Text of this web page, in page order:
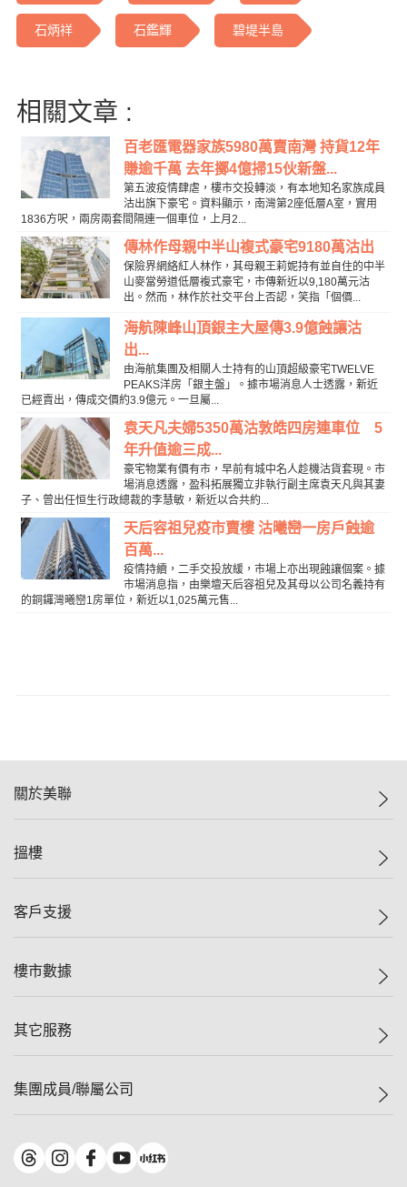
石炳祥 石鑑輝 碧堤半島
相關文章 :
百老匯電器家族5980萬賣南灣 持貨12年
賺逾千萬 去年擲4億掃15伙新盤...
第五波疫情肆虐，樓市交投轉淡，有本地知名家族成員
沽出旗下豪宅。資料顯示，南灣第2座低層A室，實用
1836方呎，兩房兩套間隔連一個車位，上月2...
傳林作母親中半山複式豪宅9180萬沽出
保險界網絡紅人林作，其母親王莉妮持有並自住的中半
山麥當勞道低層複式豪宅，市傳新近以9,180萬元沽
出。然而，林作於社交平台上否認，笑指「個價...
海航陳峰山頂銀主大屋傳3.9億蝕讓沽
出...
由海航集團及相關人士持有的山頂超級豪宅TWELVE
PEAKS洋房「銀主盤」。據市場消息人士透露，新近
已經賣出，傳成交價約3.9億元。一旦屬...
袁天凡夫婦5350萬沽敦皓四房連車位 5
年升值逾三成...
豪宅物業有價有市，早前有城中名人趁機沽貨套現。市
場消息透露，盈科拓展獨立非執行副主席袁天凡與其妻
子、曾出任恒生行政總裁的李慧敏，新近以合共約...
天后容祖兒疫市賣樓 沽曦巒一房戶蝕逾
百萬...
疫情持續，二手交投放緩，市場上亦出現蝕讓個案。據
市場消息指，由樂壇天后容祖兒及其母以公司名義持有
的銅鑼灣曦巒1房單位，新近以1,025萬元售...
關於美聯
美聯集團
人才招募
搵樓
一手新盤
減價
美聯豪宅
獨家樓盤
租盤
客戶支援
自助放盤
查詢熱線
按揭計算機
負擔能力計算機
轉按計算機
繳款方式
樓市數據
樓價指數
歷史成交
屋苑成交排行榜
地區百科
其它服務
屋苑專頁
美聯精英會
集團成員/聯屬公司
美聯物業
鋑聯控股*